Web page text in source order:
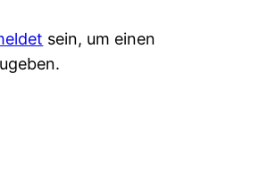
sein, um einen